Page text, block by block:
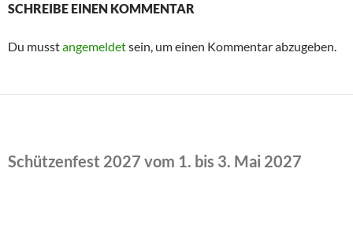
SCHREIBE EINEN KOMMENTAR
Du musstangemeldetsein, um einen Kommentar abzugeben.
Schützenfest 2027 vom 1. bis 3. Mai 2027